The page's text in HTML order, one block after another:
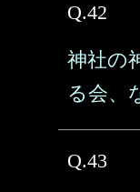
Q.42
神社の
る会、
Q.43